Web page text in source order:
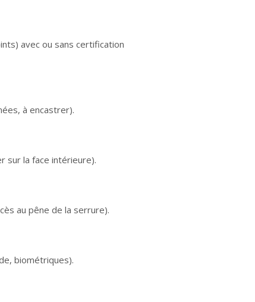
avec ou sans certification
à encastrer).
sur la face intérieure).
au pêne de la serrure).
biométriques).